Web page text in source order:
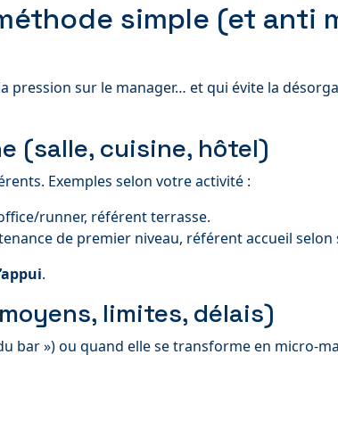
simple (et anti
pression sur le manager… et qui évite la
(salle, cuisine, hôtel)
Exemples selon votre activité :
runner, référent terrasse.
de premier niveau, référent accueil selon
.
limites, délais)
bar ») ou quand elle se transforme en micro-